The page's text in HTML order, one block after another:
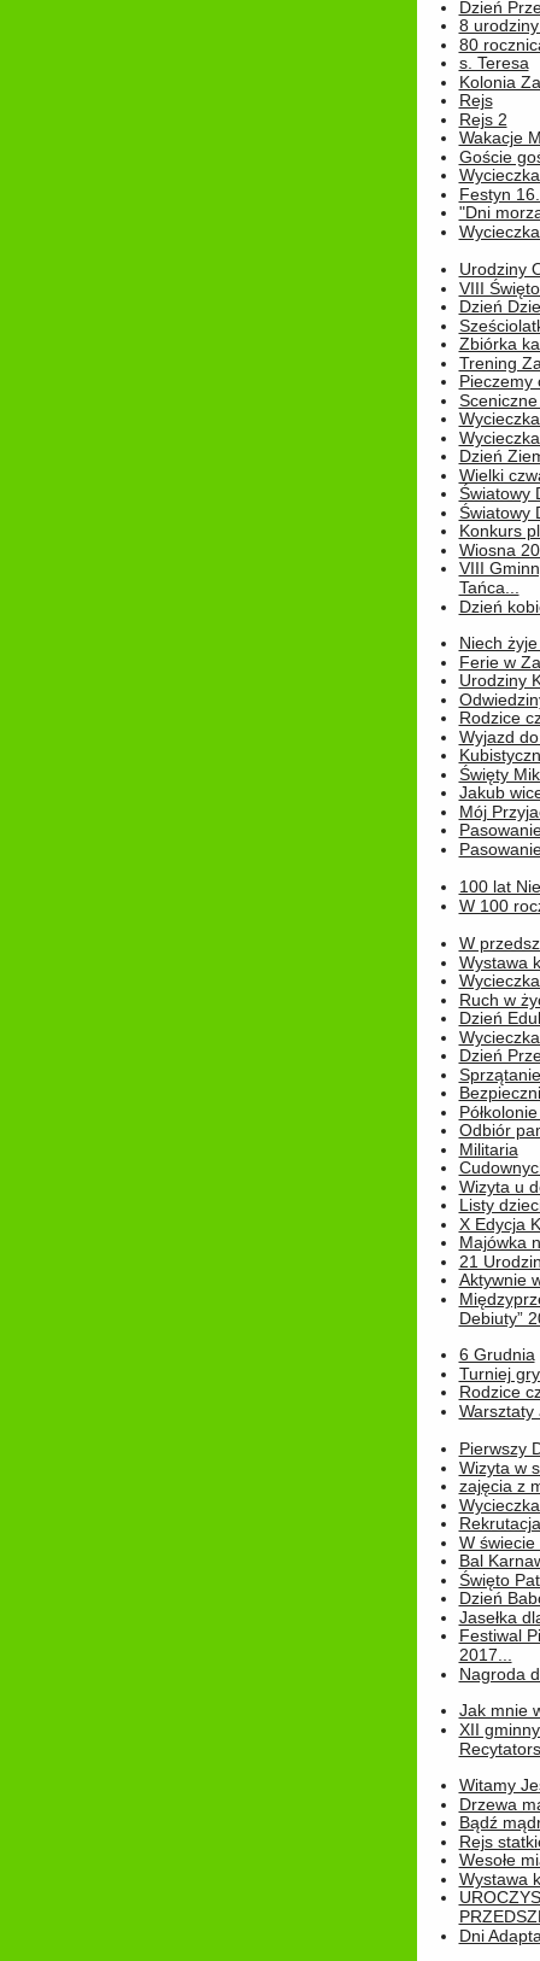
Dzień
8
80
s. Teresa
Kolonia
Rejs
Rejs 2
Wakacje
Goście
Festyn
"Dni
Urodziny
VIII
Dzień
Zbiórka
Trening
Pieczemy
Dzień
Wielki
Światowy
Światowy
Konkurs
Wiosna
VIII
Tańca...
Dzień
Niech
Ferie w
Urodziny
Rodzice
Wyjazd
Święty
Jakub
Mój
100 lat
W 100
W
Wystawa
Ruch w
Dzień
Dzień
Odbiór
Militaria
Wizyta u
Listy
X Edycja
Majówka
21
Aktywnie
Debiuty”
6 Grudnia
Turniej
Rodzice
Warsztaty
Pierwszy
Wizyta w
zajęcia z
W świecie
Bal
Święto
Dzień
Jasełka
Festiwal
2017...
Nagroda
Jak mnie
XII
Witamy
Drzewa
Bądź
Rejs
Wesołe
Wystawa
Dni